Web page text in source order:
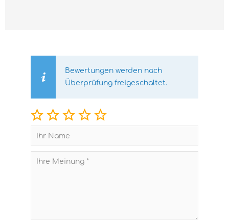
Bewertungen werden nach
Überprüfung freigeschaltet.